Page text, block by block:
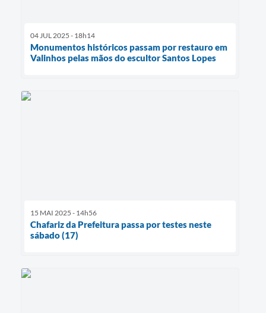
04 JUL 2025 - 18h14
Monumentos históricos passam por restauro em
Valinhos pelas mãos do escultor Santos Lopes
15 MAI 2025 - 14h56
Chafariz da Prefeitura passa por testes neste
sábado (17)